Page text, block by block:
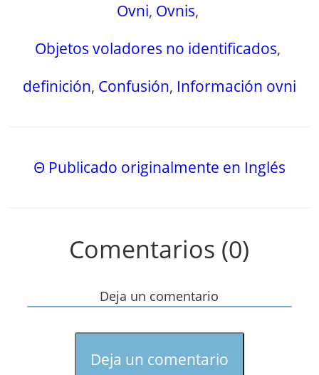
Ovni, Ovnis,
Objetos voladores no identificados,
definición, Confusión, Información ovni
Θ Publicado originalmente en Inglés
Comentarios (0)
Deja un comentario
Deja un comentario